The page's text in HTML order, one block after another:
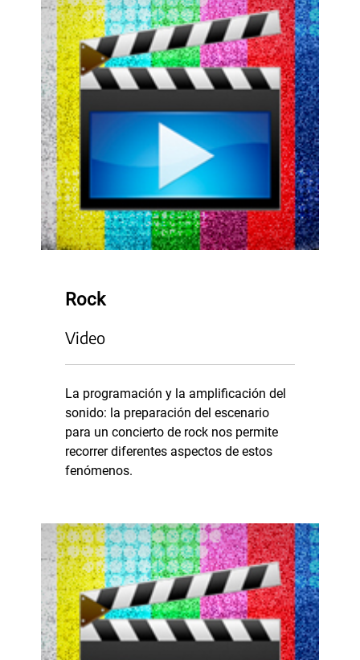
Rock
Video
La programación y la amplificación del
sonido: la preparación del escenario
para un concierto de rock nos permite
recorrer diferentes aspectos de estos
fenómenos.